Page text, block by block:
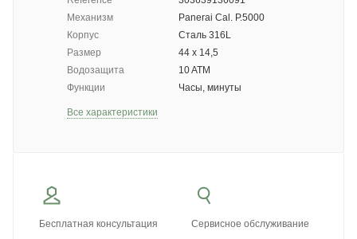
Механизм
Panerai Cal. P.5000
Корпус
Сталь 316L
Размер
44 х 14,5
Водозащита
10 ATM
Функции
Часы, минуты
Все характеристики
Бесплатная консультация Сервисное обслуживание